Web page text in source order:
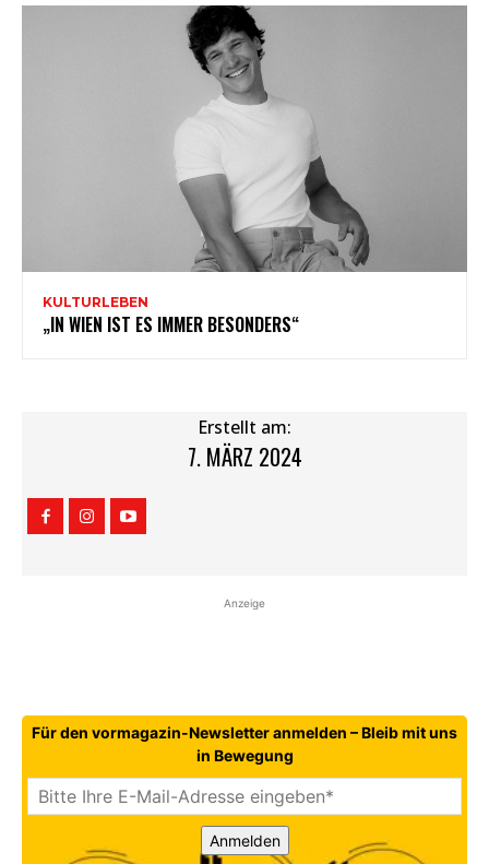
KULTURLEBEN
„IN WIEN IST ES IMMER BESONDERS“
Erstellt am:
7. MÄRZ 2024
Anzeige
Für den vormagazin-Newsletter anmelden – Bleib mit uns
in Bewegung
Anmelden